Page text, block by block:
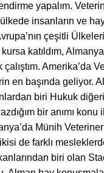
yapalım.
insanların ve
çeşitli
katıldım,
Amerika’da
en başında geliyor.
biri Hukuk
bir anımı
Münih
ikisi de farklı
biri olan